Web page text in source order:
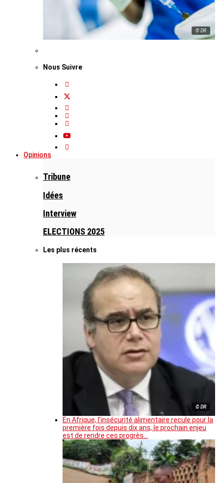
© DR
Nous Suivre
Opinions
Tribune
Idées
Interview
ELECTIONS 2025
Les plus récents
© DR
En Afrique, l’insécurité alimentaire recule pour la
première fois depuis dix ans, le prochain enjeu
est de rendre ces progrès…